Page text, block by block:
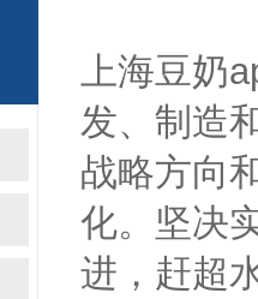
上海豆奶
发、制
战略方向和
化。坚
进，赶